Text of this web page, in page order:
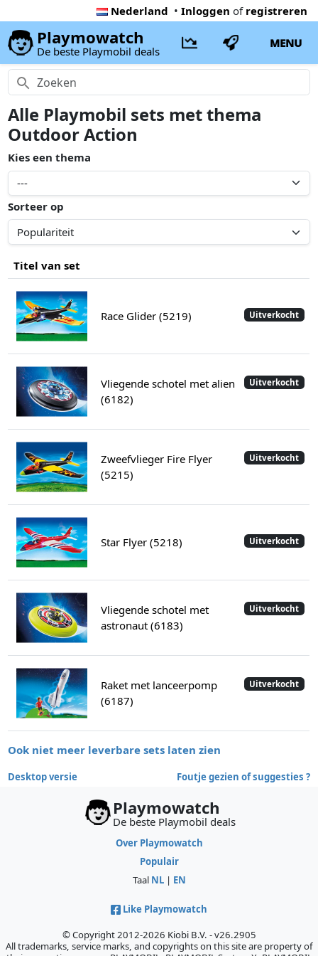
Nederland • Inloggen of registreren
Playmowatch
De beste Playmobil deals
MENU
Alle Playmobil sets met thema
Outdoor Action
Kies een thema
Sorteer op
Titel van set
Uitverkocht
Race Glider (5219)
Uitverkocht
Vliegende schotel met alien
(6182)
Uitverkocht
Zweefvlieger Fire Flyer
(5215)
Uitverkocht
Star Flyer (5218)
Uitverkocht
Vliegende schotel met
astronaut (6183)
Uitverkocht
Raket met lanceerpomp
(6187)
Ook niet meer leverbare sets laten zien
Desktop versie Foutje gezien of suggesties ?
Playmowatch
De beste Playmobil deals
Over Playmowatch
Populair
Taal NL| EN
Like Playmowatch
© Copyright 2012-2026 Kiobi B.V. - v26.2905
All trademarks, service marks, and copyrights on this site are property of